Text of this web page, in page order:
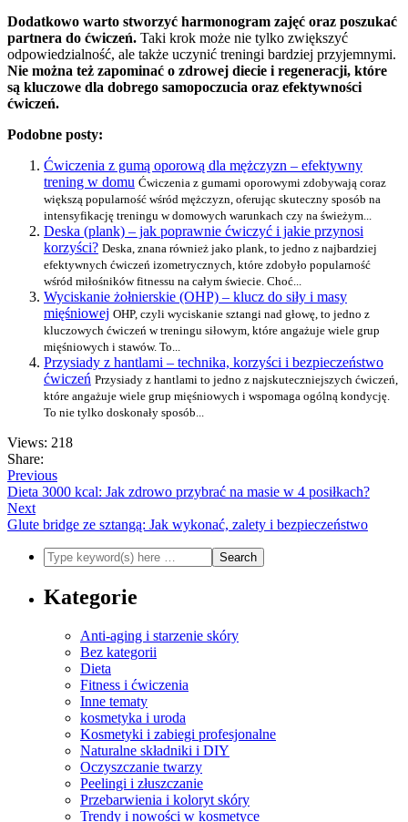
Dodatkowo warto stworzyć harmonogram zajęć oraz poszukać
partnera do ćwiczeń. Taki krok może nie tylko zwiększyć
odpowiedzialność, ale także uczynić treningi bardziej przyjemnymi.
Nie można też zapominać o zdrowej diecie i regeneracji, które
są kluczowe dla dobrego samopoczucia oraz efektywności
ćwiczeń.
Podobne posty:
Ćwiczenia z gumą oporową dla mężczyzn – efektywny
trening w domu Ćwiczenia z gumami oporowymi zdobywają coraz
większą popularność wśród mężczyzn, oferując skuteczny sposób na
intensyfikację treningu w domowych warunkach czy na świeżym...
Deska (plank) – jak poprawnie ćwiczyć i jakie przynosi
korzyści? Deska, znana również jako plank, to jedno z najbardziej
efektywnych ćwiczeń izometrycznych, które zdobyło popularność
wśród miłośników fitnessu na całym świecie. Choć...
Wyciskanie żołnierskie (OHP) – klucz do siły i masy
mięśniowej OHP, czyli wyciskanie sztangi nad głowę, to jedno z
kluczowych ćwiczeń w treningu siłowym, które angażuje wiele grup
mięśniowych i stawów. To...
Przysiady z hantlami – technika, korzyści i bezpieczeństwo
ćwiczeń Przysiady z hantlami to jedno z najskuteczniejszych ćwiczeń,
które angażuje wiele grup mięśniowych i wspomaga ogólną kondycję.
To nie tylko doskonały sposób...
Views: 218
Share:
Previous
Dieta 3000 kcal: Jak zdrowo przybrać na masie w 4 posiłkach?
Next
Glute bridge ze sztangą: Jak wykonać, zalety i bezpieczeństwo
Kategorie
Anti-aging i starzenie skóry
Bez kategorii
Dieta
Fitness i ćwiczenia
Inne tematy
kosmetyka i uroda
Kosmetyki i zabiegi profesjonalne
Naturalne składniki i DIY
Oczyszczanie twarzy
Peelingi i złuszczanie
Przebarwienia i koloryt skóry
Trendy i nowości w kosmetyce